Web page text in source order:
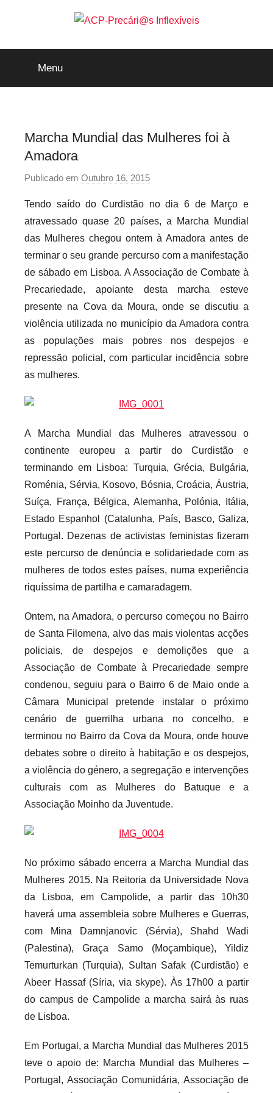
ACP-
Precári@s
Menu
Marcha Mundial das Mulheres foi à
Amadora
Publicado em Outubro 16, 2015
r
P
r
e
c
a
r
i
o
f
e
x
i
v
s
Tendo saído do Curdistão no dia 6 de Março e
atravessado quase 20 países, a Marcha Mundial
das Mulheres chegou ontem à Amadora antes de
terminar o seu grande percurso com a manifestação
de sábado em Lisboa. A Associação de Combate à
Precariedade, apoiante desta marcha esteve
presente na Cova da Moura, onde se discutiu a
violência utilizada no município da Amadora contra
as populações mais pobres nos despejos e
repressão policial, com particular incidência sobre
as mulheres.
A Marcha Mundial das Mulheres atravessou o
continente europeu a partir do Curdistão e
terminando em Lisboa: Turquia, Grécia, Bulgária,
Roménia, Sérvia, Kosovo, Bósnia, Croácia, Áustria,
Suíça, França, Bélgica, Alemanha, Polónia, Itália,
Estado Espanhol (Catalunha, País, Basco, Galiza,
Portugal. Dezenas de activistas feministas fizeram
este percurso de denúncia e solidariedade com as
mulheres de todos estes países, numa experiência
riquíssima de partilha e camaradagem.
Ontem, na Amadora, o percurso começou no Bairro
de Santa Filomena, alvo das mais violentas acções
policiais, de despejos e demolições que a
Associação de Combate à Precariedade sempre
condenou, seguiu para o Bairro 6 de Maio onde a
Câmara Municipal pretende instalar o próximo
cenário de guerrilha urbana no concelho, e
terminou no Bairro da Cova da Moura, onde houve
debates sobre o direito à habitação e os despejos,
a violência do género, a segregação e intervenções
culturais com as Mulheres do Batuque e a
Associação Moinho da Juventude.
No próximo sábado encerra a Marcha Mundial das
Mulheres 2015. Na Reitoria da Universidade Nova
da Lisboa, em Campolide, a partir das 10h30
haverá uma assembleia sobre Mulheres e Guerras,
com Mina Damnjanovic (Sérvia), Shahd Wadi
(Palestina), Graça Samo (Moçambique), Yildiz
Temurturkan (Turquia), Sultan Safak (Curdistão) e
Abeer Hassaf (Síria, via skype). Às 17h00 a partir
do campus de Campolide a marcha sairá às ruas
de Lisboa.
Em Portugal, a Marcha Mundial das Mulheres 2015
teve o apoio de: Marcha Mundial das Mulheres –
Portugal, Associação Comunidária, Associação de